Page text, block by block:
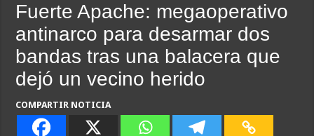
Fuerte Apache: megaoperativo
antinarco para desarmar dos
bandas tras una balacera que
dejó un vecino herido
COMPARTIR NOTICIA